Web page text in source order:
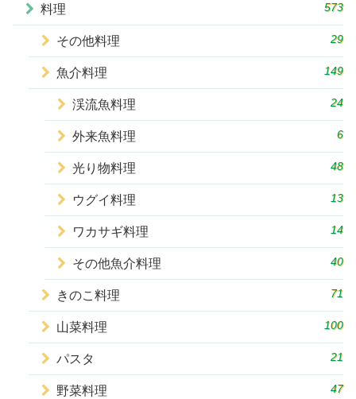
料理 573
その他料理 29
魚介料理 149
渓流魚料理 24
外来魚料理 6
光り物料理 48
ウグイ料理 13
ワカサギ料理 14
その他魚介料理 40
きのこ料理 71
山菜料理 100
パスタ 21
野菜料理 47